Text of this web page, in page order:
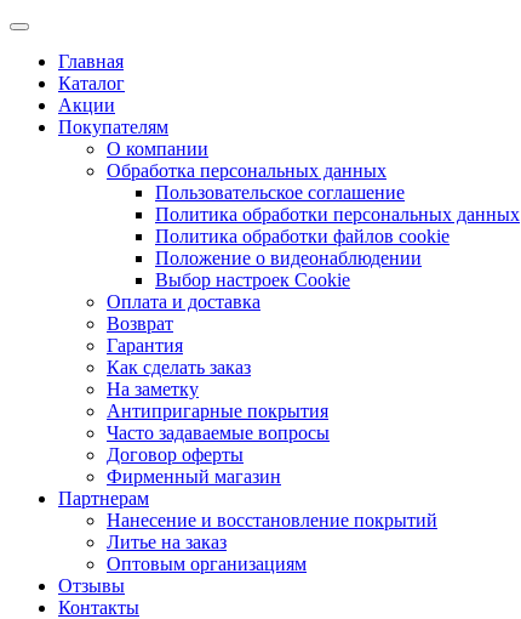
Главная
Каталог
Акции
Покупателям
О компании
Обработка персональных данных
Пользовательское соглашение
Политика обработки персональных данных
Политика обработки файлов cookie
Положение о видеонаблюдении
Выбор настроек Cookie
Оплата и доставка
Возврат
Гарантия
Как сделать заказ
На заметку
Антипригарные покрытия
Часто задаваемые вопросы
Договор оферты
Фирменный магазин
Партнерам
Нанесение и восстановление покрытий
Литье на заказ
Оптовым организациям
Отзывы
Контакты